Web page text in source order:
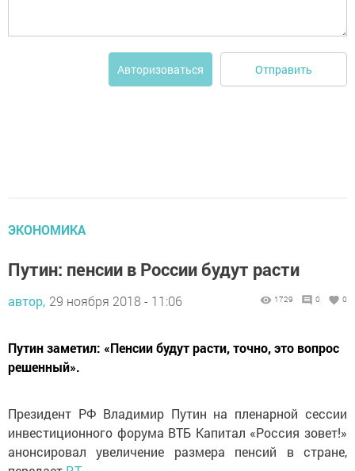
Авторизоваться Отправить
ЭКОНОМИКА
Путин: пенсии в России будут расти
автор, 29 ноября 2018 - 11:06 1729 0 0
Путин заметил: «Пенсии будут расти, точно, это вопрос
решенный».
Президент РФ Владимир Путин на пленарной сессии
инвестиционного форума ВТБ Капитал «Россия зовет!»
анонсировал увеличение размера пенсий в стране,